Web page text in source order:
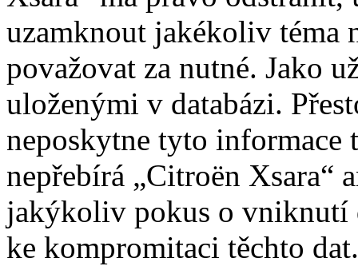
uzamknout jakékoliv téma
považovat za nutné. Jako
uloženými v databázi.
neposkytne tyto informace
nepřebírá „Citroën Xsara“
jakýkoliv pokus o vniknutí
ke kompromitaci těchto dat.